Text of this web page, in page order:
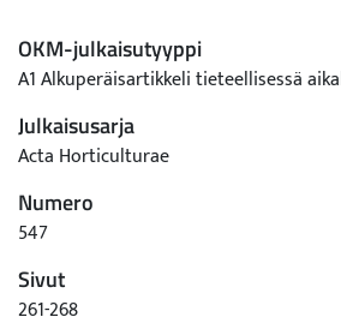
OKM-julkaisutyyppi
A1 Alkuperäisartikkeli tieteellisessä
Julkaisusarja
Acta Horticulturae
Numero
547
Sivut
261-268